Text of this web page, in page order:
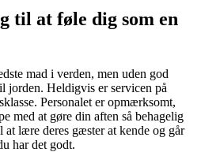
til at føle dig som en
mad i verden, men uden god
jorden. Heldigvis er servicen på
Personalet er opmærksomt,
med at gøre din aften så behagelig
lære deres gæster at kende og går
har det godt.